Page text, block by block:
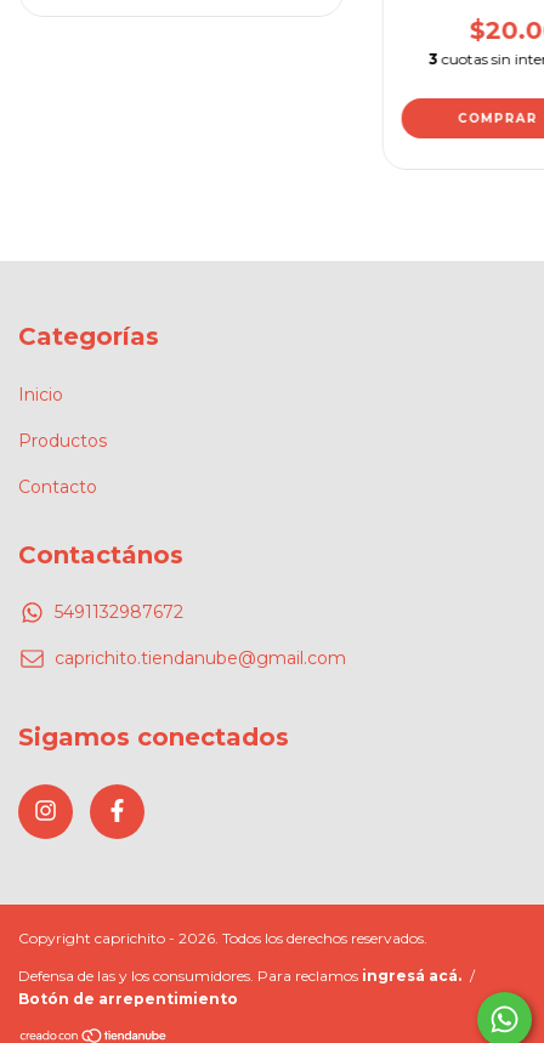
3 cuotas sin
COMPRAR
Categorías
Inicio
Productos
Contacto
Contactános
5491132987672
caprichito.tiendanube@gmail.com
Sigamos conectados
Copyright caprichito - 2026. Todos los derechos reservados.
Defensa de las y los consumidores. Para reclamos ingresá acá. /
Botón de arrepentimiento